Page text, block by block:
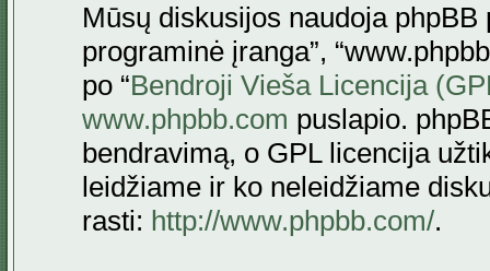
Mūsų diskusijos naudoja phpBB
programinė įranga”,
po “Bendroji Vieša Licencija
www.phpbb.com puslapio.
bendravimą, o GPL licencija
leidžiame ir ko neleidžiame
rasti: http://www.phpbb.com/.